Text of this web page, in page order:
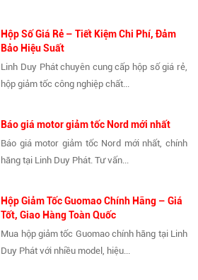
Hộp Số Giá Rẻ – Tiết Kiệm Chi Phí, Đảm
Bảo Hiệu Suất
Linh Duy Phát chuyên cung cấp hộp số giá rẻ,
hộp giảm tốc công nghiệp chất...
Báo giá motor giảm tốc Nord mới nhất
Báo giá motor giảm tốc Nord mới nhất, chính
hãng tại Linh Duy Phát. Tư vấn...
Hộp Giảm Tốc Guomao Chính Hãng – Giá
Tốt, Giao Hàng Toàn Quốc
Mua hộp giảm tốc Guomao chính hãng tại Linh
Duy Phát với nhiều model, hiệu...